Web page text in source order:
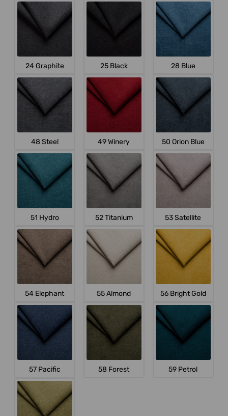
24 Graphite 25 Black 28 Blue
48 Steel 49 Winery 50 Orion Blue
51 Hydro 52 Titanium 53 Satellite
54 Elephant 55 Almond 56 Bright Gold
57 Pacific 58 Forest 59 Petrol